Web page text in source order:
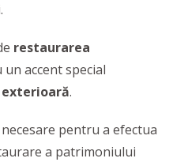
restaurarea
un accent special
.
pentru a efectua
a patrimoniului